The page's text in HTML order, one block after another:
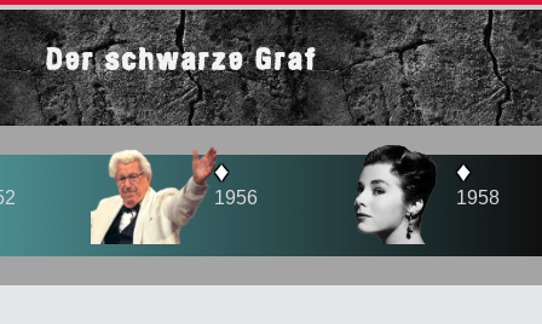
Der schwarze Graf
1958 1960